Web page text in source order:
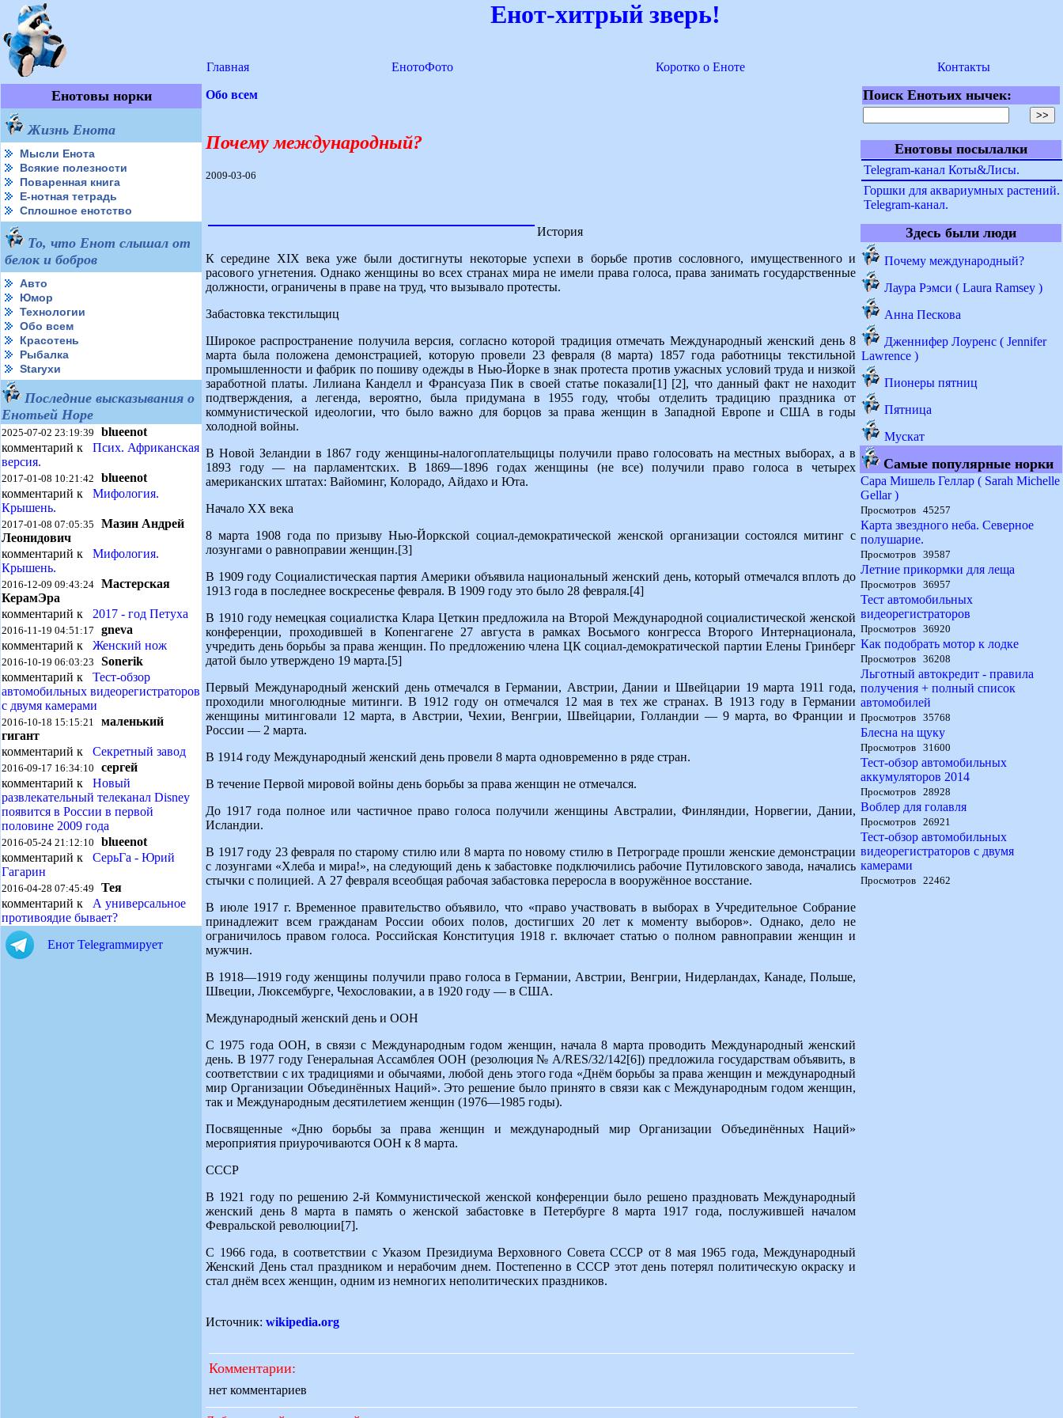
Енот-хитрый зверь!
Главная ЕнотоФото Коротко о Еноте Контакты
Енотовы норки
Жизнь Енота
Мысли Енота
Всякие полезности
Поваренная книга
Е-нотная тетрадь
Сплошное енотство
То, что Енот слышал от
белок и бобров
Авто
Юмор
Технологии
Обо всем
Красотень
Рыбалка
Starухи
Последние высказывания о
Енотьей Норе
2025-07-02 23:19:39 blueenot
комментарий к Псих. Африканская
версия.
2017-01-08 10:21:42 blueenot
комментарий к Мифология.
Крышень.
2017-01-08 07:05:35 Мазин Андрей
Леонидович
комментарий к Мифология.
Крышень.
2016-12-09 09:43:24 Мастерская
КерамЭра
комментарий к 2017 - год Петуха
2016-11-19 04:51:17 gneva
комментарий к Женский нож
2016-10-19 06:03:23 Sonerik
комментарий к Тест-обзор
автомобильных видеорегистраторов
с двумя камерами
2016-10-18 15:15:21 маленький
гигант
комментарий к Секретный завод
2016-09-17 16:34:10 сергей
комментарий к Новый
развлекательный телеканал Disney
появится в России в первой
половине 2009 года
2016-05-24 21:12:10 blueenot
комментарий к СерьГа - Юрий
Гагарин
2016-04-28 07:45:49 Тея
комментарий к А универсальное
противоядие бывает?
Енот Telegramмирует
Обо всем
Почему международный?
2009-03-06
История
К середине XIX века уже были достигнуты некоторые успехи в борьбе против сословного, имущественного и
расового угнетения. Однако женщины во всех странах мира не имели права голоса, права занимать государственные
должности, ограничены в праве на труд, что вызывало протесты.
Забастовка текстильщиц
Широкое распространение получила версия, согласно которой традиция отмечать Международный женский день 8
марта была положена демонстрацией, которую провели 23 февраля (8 марта) 1857 года работницы текстильной
промышленности и фабрик по пошиву одежды в Нью-Йорке в знак протеста против ужасных условий труда и низкой
заработной платы. Лилиана Канделл и Франсуаза Пик в своей статье показали[1] [2], что данный факт не находит
подтверждения, а легенда, вероятно, была придумана в 1955 году, чтобы отделить традицию праздника от
коммунистической идеологии, что было важно для борцов за права женщин в Западной Европе и США в годы
холодной войны.
В Новой Зеландии в 1867 году женщины-налогоплательщицы получили право голосовать на местных выборах, а в
1893 году — на парламентских. В 1869—1896 годах женщины (не все) получили право голоса в четырех
американских штатах: Вайоминг, Колорадо, Айдахо и Юта.
Начало XX века
8 марта 1908 года по призыву Нью-Йоркской социал-демократической женской организации состоялся митинг с
лозунгами о равноправии женщин.[3]
В 1909 году Социалистическая партия Америки объявила национальный женский день, который отмечался вплоть до
1913 года в последнее воскресенье февраля. В 1909 году это было 28 февраля.[4]
В 1910 году немецкая социалистка Клара Цеткин предложила на Второй Международной социалистической женской
конференции, проходившей в Копенгагене 27 августа в рамках Восьмого конгресса Второго Интернационала,
учредить день борьбы за права женщин. По предложению члена ЦК социал-демократической партии Елены Гринберг
датой было утверждено 19 марта.[5]
Первый Международный женский день отмечался в Германии, Австрии, Дании и Швейцарии 19 марта 1911 года,
проходили многолюдные митинги. В 1912 году он отмечался 12 мая в тех же странах. В 1913 году в Германии
женщины митинговали 12 марта, в Австрии, Чехии, Венгрии, Швейцарии, Голландии — 9 марта, во Франции и
России — 2 марта.
В 1914 году Международный женский день провели 8 марта одновременно в ряде стран.
В течение Первой мировой войны день борьбы за права женщин не отмечался.
До 1917 года полное или частичное право голоса получили женщины Австралии, Финляндии, Норвегии, Дании,
Исландии.
В 1917 году 23 февраля по старому стилю или 8 марта по новому стилю в Петрограде прошли женские демонстрации
с лозунгами «Хлеба и мира!», на следующий день к забастовке подключились рабочие Путиловского завода, начались
стычки с полицией. А 27 февраля всеобщая рабочая забастовка переросла в вооружённое восстание.
В июле 1917 г. Временное правительство объявило, что «право участвовать в выборах в Учредительное Собрание
принадлежит всем гражданам России обоих полов, достигших 20 лет к моменту выборов». Однако, дело не
ограничилось правом голоса. Российская Конституция 1918 г. включает статью о полном равноправии женщин и
мужчин.
В 1918—1919 году женщины получили право голоса в Германии, Австрии, Венгрии, Нидерландах, Канаде, Польше,
Швеции, Люксембурге, Чехословакии, а в 1920 году — в США.
Международный женский день и ООН
С 1975 года ООН, в связи с Международным годом женщин, начала 8 марта проводить Международный женский
день. В 1977 году Генеральная Ассамблея ООН (резолюция № A/RES/32/142[6]) предложила государствам объявить, в
соответствии с их традициями и обычаями, любой день этого года «Днём борьбы за права женщин и международный
мир Организации Объединённых Наций». Это решение было принято в связи как с Международным годом женщин,
так и Международным десятилетием женщин (1976—1985 годы).
Посвященные «Дню борьбы за права женщин и международный мир Организации Объединённых Наций»
мероприятия приурочиваются ООН к 8 марта.
СССР
В 1921 году по решению 2-й Коммунистической женской конференции было решено праздновать Международный
женский день 8 марта в память о женской забастовке в Петербурге 8 марта 1917 года, послужившей началом
Февральской революции[7].
С 1966 года, в соответствии с Указом Президиума Верховного Совета СССР от 8 мая 1965 года, Международный
Женский День стал праздником и нерабочим днем. Постепенно в СССР этот день потерял политическую окраску и
стал днём всех женщин, одним из немногих неполитических праздников.
Источник: wikipedia.org
Комментарии:
нет комментариев
Поиск Енотьих нычек:
Енотовы посылалки
Telegram-канал Коты&Лисы.
Горшки для аквариумных растений.
Telegram-канал.
Здесь были люди
Почему международный?
Лаура Рэмси ( Laura Ramsey )
Анна Пескова
Дженнифер Лоуренс ( Jennifer
Lawrence )
Пионеры пятниц
Пятница
Мускат
Самые популярные норки
Сара Мишель Геллар ( Sarah Michelle
Gellar )
Просмотров 45257
Карта звездного неба. Северное
полушарие.
Просмотров 39587
Летние прикормки для леща
Просмотров 36957
Тест автомобильных
видеорегистраторов
Просмотров 36920
Как подобрать мотор к лодке
Просмотров 36208
Льготный автокредит - правила
получения + полный список
автомобилей
Просмотров 35768
Блесна на щуку
Просмотров 31600
Тест-обзор автомобильных
аккумуляторов 2014
Просмотров 28928
Воблер для голавля
Просмотров 26921
Тест-обзор автомобильных
видеорегистраторов с двумя
камерами
Просмотров 22462